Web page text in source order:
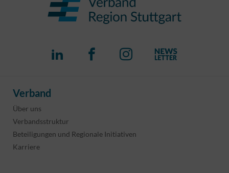
Verband
Über uns
Verbandsstruktur
Beteiligungen und Regionale Initiativen
Karriere